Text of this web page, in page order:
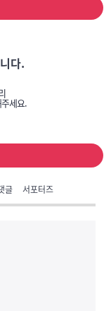
다.
세요.
글 서포터즈